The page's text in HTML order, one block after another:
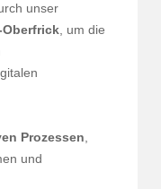
unser
, um die
Prozessen
und